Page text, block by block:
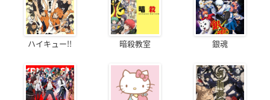
ハイキュー!! 暗殺教室 銀魂